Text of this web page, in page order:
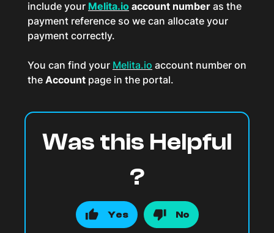
include your Melita.io account number as the
payment reference so we can allocate your
payment correctly.
You can find your Melita.io account number on
the Account page in the portal.
Was this Helpful
?
Yes No